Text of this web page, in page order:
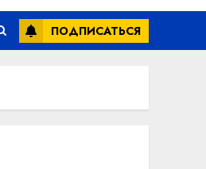
ПОДПИСАТЬСЯ